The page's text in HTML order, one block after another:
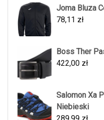
Joma Bluza
78,11 zł
Boss Ther
422,00 zł
Salomon Xa
Niebieski